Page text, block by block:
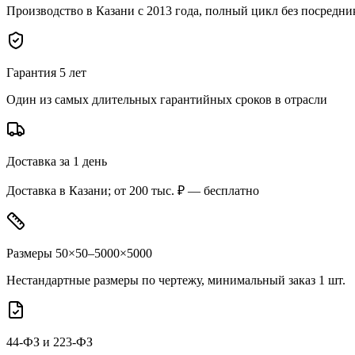
Производство в Казани с 2013 года, полный цикл без
Гарантия 5 лет
Один из самых длительных гарантийных сроков в отрасли
Доставка за 1 день
Доставка в Казани; от 200 тыс. ₽ — бесплатно
Размеры 50×50–5000×5000
Нестандартные размеры по чертежу, минимальный заказ 1 шт.
44-ФЗ и 223-ФЗ